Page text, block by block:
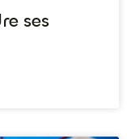
ses